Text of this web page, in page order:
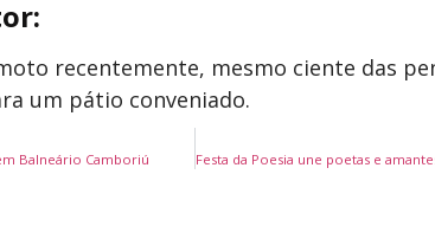
recentemente, mesmo ciente das
um pátio conveniado.
Balneário Camboriú